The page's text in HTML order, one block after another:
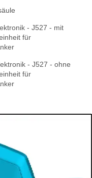
- J527 - mit
für
- J527 - ohne
für